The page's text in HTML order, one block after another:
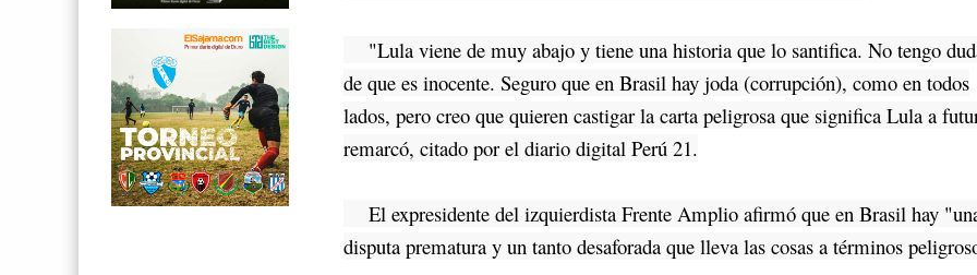
"Lula viene de muy abajo y tiene una historia que lo santifica. No tengo
de que es inocente. Seguro que en Brasil hay joda (corrupción), como en todos
lados, pero creo que quieren castigar la carta peligrosa que significa Lula a
remarcó, citado por el diario digital Perú 21.
El expresidente del izquierdista Frente Amplio afirmó que en Brasil hay
disputa prematura y un tanto desaforada que lleva las cosas a términos